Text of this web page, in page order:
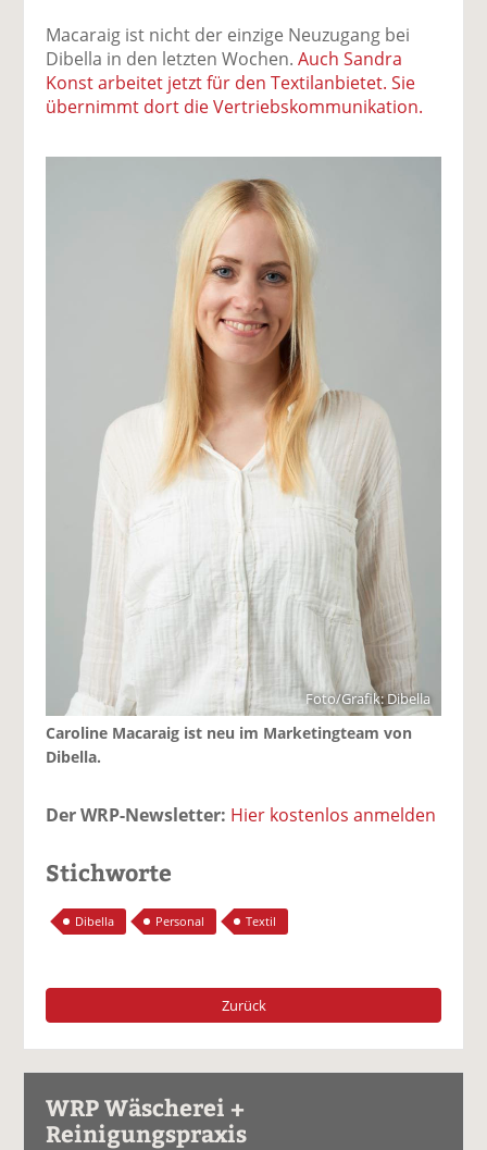
Macaraig ist nicht der einzige Neuzugang bei
Dibella in den letzten Wochen.Auch Sandra
Konst arbeitet jetzt für den Textilanbietet. Sie
übernimmt dort die Vertriebskommunikation.
Foto/Grafik: Dibella
Caroline Macaraig ist neu im Marketingteam von
Dibella.
Der WRP-Newsletter: Hier kostenlos anmelden
Stichworte
Dibella Personal Textil
Zurück
WRP Wäscherei +
Reinigungspraxis